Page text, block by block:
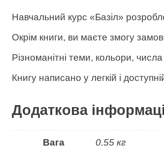
т
Навчальний курс «Базіл»
Окрім книги, ви маєте змогу
Різноманітні теми, кольори,
Книгу написано у легкій і
Додаткова
Вага 0.55 кг